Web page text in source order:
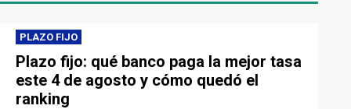
PLAZO FIJO
Plazo fijo: qué banco paga la mejor tasa
este 4 de agosto y cómo quedó el
ranking